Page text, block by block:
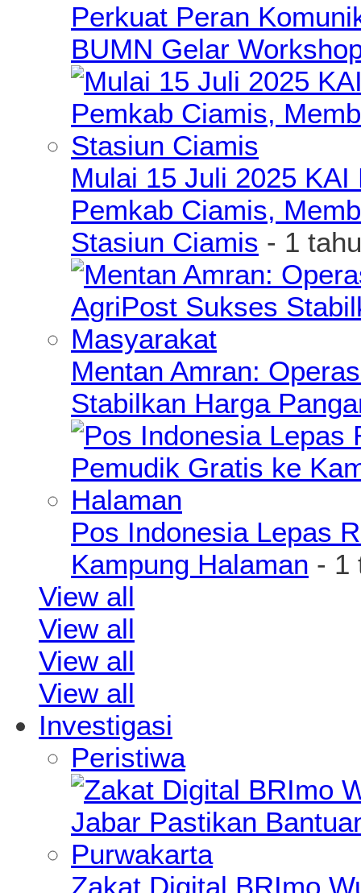
Perkuat Peran
BUMN Gelar
Mulai 15 Juli 2025
Pemkab Ciamis,
Stasiun Ciamis - 1
Mentan Amran:
Stabilkan Harga
Pos Indonesia Lepas
Kampung Halaman - 1
View all
View all
View all
View all
Investigasi
Peristiwa
Zakat Digital BRImo